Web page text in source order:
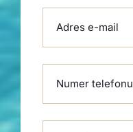
Adres e-mail
Numer telefonu